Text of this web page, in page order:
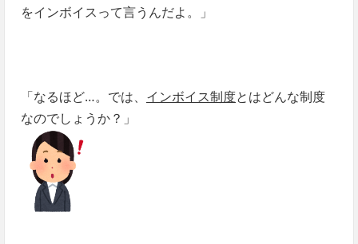
をインボイスって言うんだよ。」
「なるほど…。では、 インボイス制度とはどんな制度
なのでしょうか？」